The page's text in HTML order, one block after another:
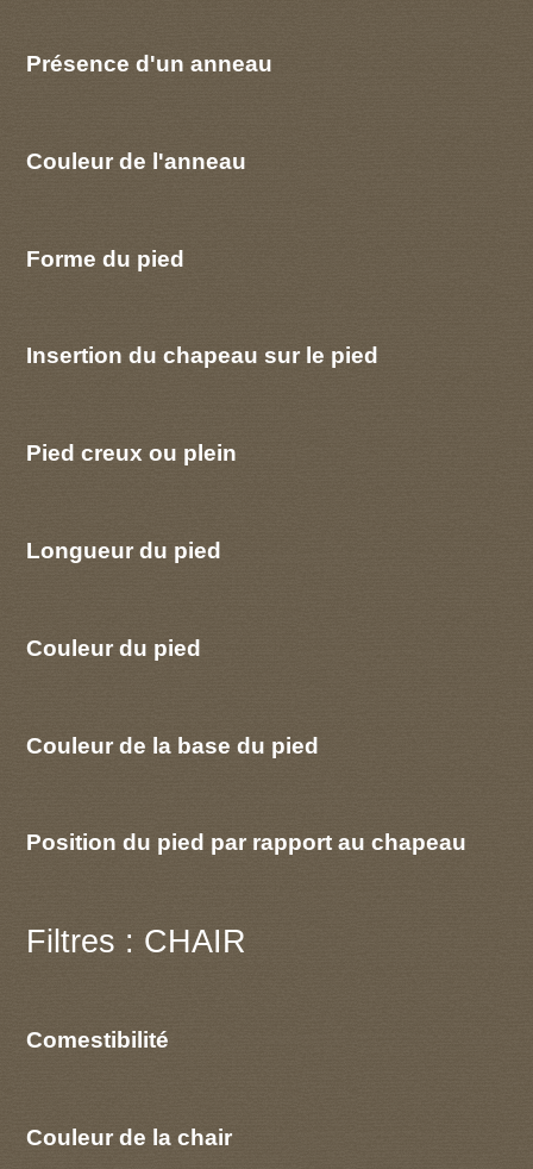
Présence d'un anneau
Couleur de l'anneau
Forme du pied
Insertion du chapeau sur le pied
Pied creux ou plein
Longueur du pied
Couleur du pied
Couleur de la base du pied
Position du pied par rapport au chapeau
Filtres : CHAIR
Comestibilité
Couleur de la chair